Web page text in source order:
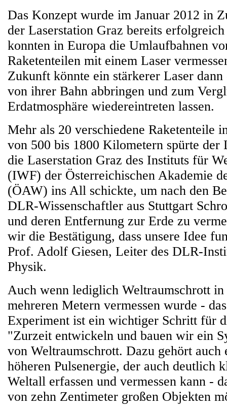
Das Konzept wurde im Januar 2012 in
der Laserstation Graz bereits
konnten in Europa die Umlaufbahnen
Raketenteilen mit einem Laser
Zukunft könnte ein stärkerer Laser dann
von ihrer Bahn abbringen und zum
Erdatmosphäre wiedereintreten lassen.
Mehr als 20 verschiedene Raketenteile
von 500 bis 1800 Kilometern spürte der
die Laserstation Graz des Instituts für
(IWF) der Österreichischen Akademie
(ÖAW) ins All schickte, um nach den
DLR-Wissenschaftler aus Stuttgart
und deren Entfernung zur Erde zu
wir die Bestätigung, dass unsere Idee
Prof. Adolf Giesen, Leiter des DLR-
Physik.
Auch wenn lediglich Weltraumschrott
mehreren Metern vermessen wurde -
Experiment ist ein wichtiger Schritt für
"Zurzeit entwickeln und bauen wir ein
von Weltraumschrott. Dazu gehört auch
höheren Pulsenergie, der auch deutlich
Weltall erfassen und vermessen kann -
von zehn Zentimeter großen Objekten